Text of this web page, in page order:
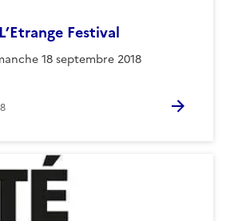
Festival
18 septembre 2018